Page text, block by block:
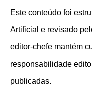
Este conteúdo foi
Artificial e revisado
editor-chefe mantém
responsabilidade
publicadas.